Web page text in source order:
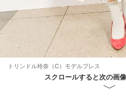
トリンドル玲奈（C）モデルプレス
スクロールすると次の画